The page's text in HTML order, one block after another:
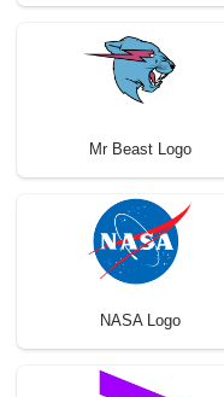
Mr Beast Logo
NASA Logo